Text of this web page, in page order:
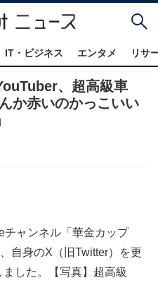
IT・ビジネス エンタメ リサ
、超高級車
か赤いのかっこいい
チャンネル「華金カップ
自身のX（旧Twitter）を更
した。【写真】超高級